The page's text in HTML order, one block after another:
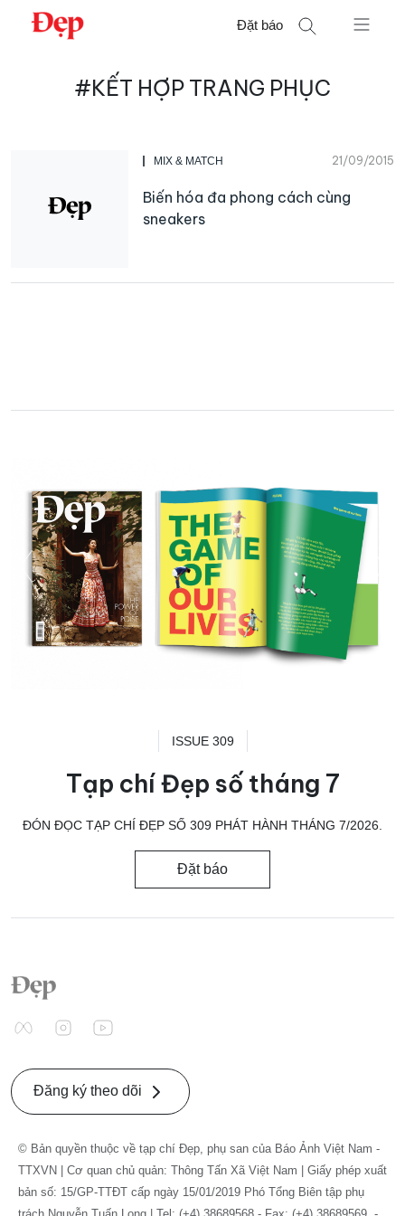
Chuyển
Đặt báo
#KẾT HỢP TRANG PHỤC
MIX & MATCH 21/09/2015
Biến hóa đa phong cách cùng
sneakers
ISSUE 309
Tạp chí Đẹp số tháng 7
ĐÓN ĐỌC TẠP CHÍ ĐẸP SỐ 309 PHÁT HÀNH THÁNG 7/2026.
Đặt báo
Đăng ký theo dõi
© Bản quyền thuộc về tạp chí Đẹp, phụ san của Báo Ảnh Việt Nam -
TTXVN | Cơ quan chủ quản: Thông Tấn Xã Việt Nam | Giấy phép xuất
bản số: 15/GP-TTĐT cấp ngày 15/01/2019 Phó Tổng Biên tập phụ